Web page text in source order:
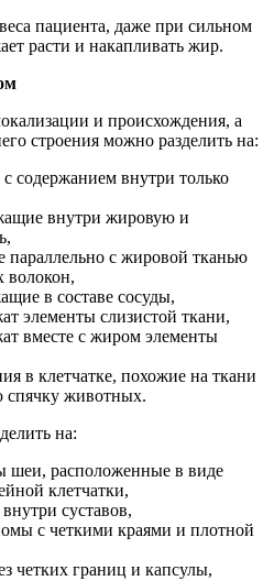
пациента, даже при сильном
расти и накапливать жир.
и происхождения, а
строения можно разделить на:
содержанием внутри только
внутри жировую и
с жировой тканью
в составе сосуды,
элементы слизистой ткани,
вместе с жиром элементы
в клетчатке, похожие на ткани
животных.
на:
шеи, расположенные в виде
клетчатки,
суставов,
с четкими краями и плотной
четких границ и капсулы,